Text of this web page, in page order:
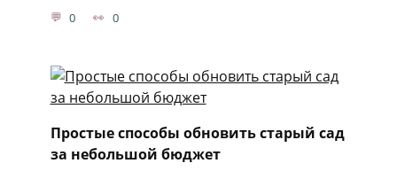
0 0
Простые способы обновить старый сад
за небольшой бюджет